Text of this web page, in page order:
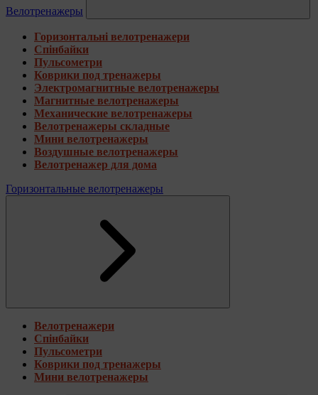
Велотренажеры
Горизонтальні велотренажери
Спінбайки
Пульсометри
Коврики под тренажеры
Электромагнитные велотренажеры
Магнитные велотренажеры
Механические велотренажеры
Велотренажеры складные
Мини велотренажеры
Воздушные велотренажеры
Велотренажер для дома
Горизонтальные велотренажеры
Велотренажери
Спінбайки
Пульсометри
Коврики под тренажеры
Мини велотренажеры